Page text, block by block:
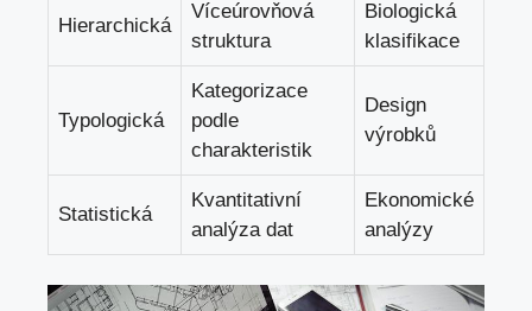
Hierarchická
Víceúrovňová
struktura
Biologická
klasifikace
Typologická
Kategorizace
podle
⁢charakteristik
Design
výrobků
Statistická
Kvantitativní
analýza dat
Ekonomické
analýzy